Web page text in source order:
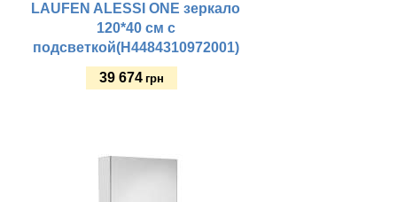
LAUFEN ALESSI ONE зеркало
120*40 см с
подсветкой(H4484310972001)
39 674 грн